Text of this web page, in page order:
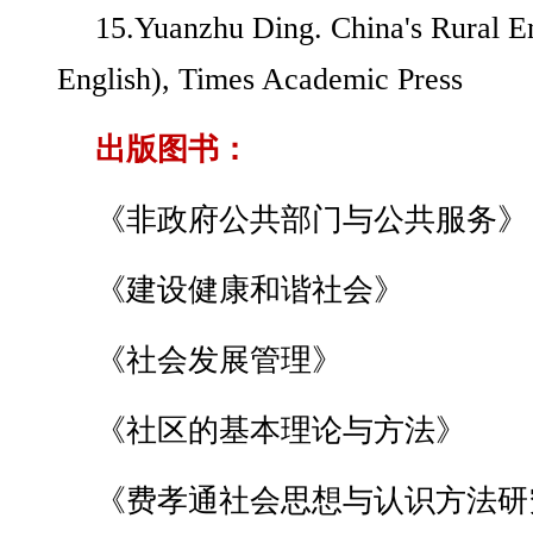
15.Yuanzhu Ding. China's Rural
English), Times Academic Press
出版图书：
《非政府公共部门与公共服务》
《建设健康和谐社会》
《社会发展管理》
《社区的基本理论与方法》
《费孝通社会思想与认识方法